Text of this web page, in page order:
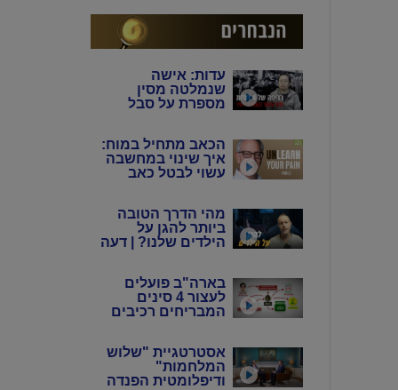
עדות: אישה
שנמלטה מסין
מספרת על סבל
הקומוניסטי הסיני
הכאב מתחיל במוח:
איך שינוי במחשבה
עשוי לבטל כאב
מהי הדרך הטובה
ביותר להגן על
הילדים שלנו? | דעה
בארה"ב פועלים
לעצור 4 סינים
המבריחים רכיבים
באיראן
אסטרטגיית "שלוש
המלחמות"
ודיפלומטית הפנדה